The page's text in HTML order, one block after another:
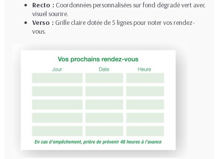
Recto : Coordonnées personnalisées sur fond dégradé vert avec
visuel sourire.
Verso : Grille claire dotée de 5 lignes pour noter vos rendez-
vous.